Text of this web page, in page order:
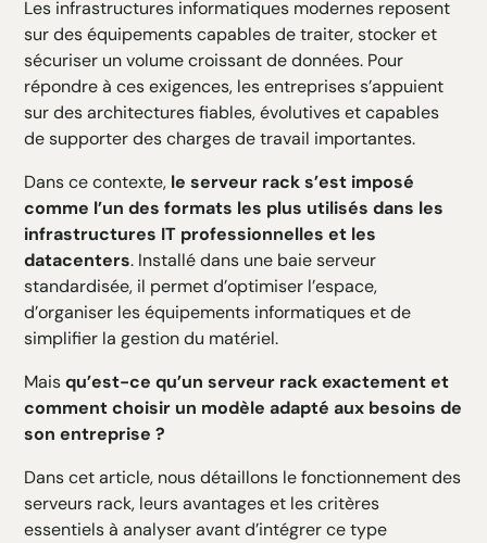
H3 Texte
H4 Texte
H5 Texte
H6 Texte
Les infrastructures informatiques modernes reposent
sur des équipements capables de traiter, stocker et
sécuriser un volume croissant de données. Pour
répondre à ces exigences, les entreprises s’appuient
sur des architectures fiables, évolutives et capables
de supporter des charges de travail importantes.
Dans ce contexte, le serveur rack s’est imposé
comme l’un des formats les plus utilisés dans les
infrastructures IT professionnelles et les
datacenters. Installé dans une baie serveur
standardisée, il permet d’optimiser l’espace,
d’organiser les équipements informatiques et de
simplifier la gestion du matériel.
Maisqu’est-ce qu’un serveur rack exactement et
comment choisir un modèle adapté aux besoins de
son entreprise ?
Dans cet article, nous détaillons le fonctionnement des
serveurs rack, leurs avantages et les critères
essentiels à analyser avant d’intégrer ce type